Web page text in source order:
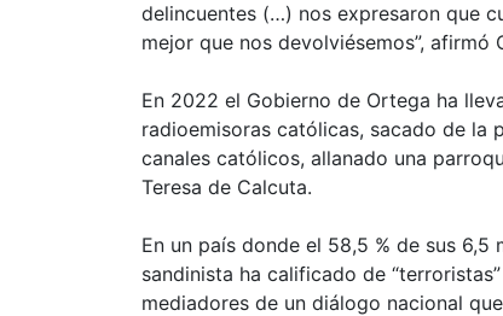
delincuentes (…) nos expresaron que
mejor que nos devolviésemos”, afirmó
En 2022 el Gobierno de Ortega ha
radioemisoras católicas, sacado de la
canales católicos, allanado una
Teresa de Calcuta.
En un país donde el 58,5 % de sus
sandinista ha calificado de
mediadores de un diálogo nacional